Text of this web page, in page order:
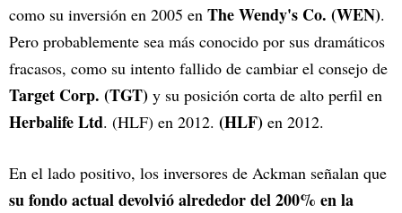
como su inversión en 2005 en The Wendy's Co. (WEN).
Pero probablemente sea más conocido por sus dramáticos
fracasos, como su intento fallido de cambiar el consejo de
Target Corp. (TGT) y su posición corta de alto perfil en
Herbalife Ltd. (HLF) en 2012. (HLF) en 2012.
En el lado positivo, los inversores de Ackman señalan que
su fondo actual devolvió alrededor del 200% en la